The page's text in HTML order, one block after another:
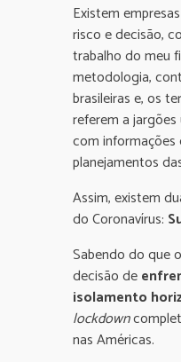
Existem
risco e decisão,
trabalho do meu
metodologia,
brasileiras e, os
referem a
com informações
planejamentos
Assim, existem
do Coronavírus:
Sabendo do que
decisão de
isolamento
lockdown
nas Américas.